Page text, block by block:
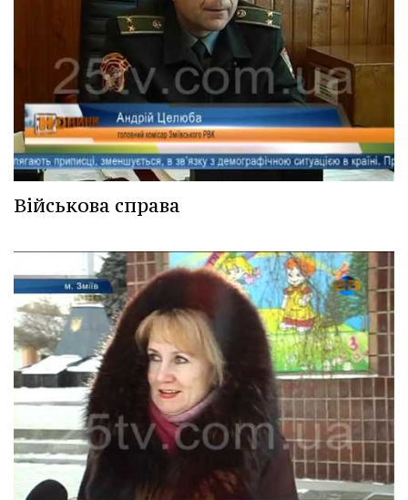
Військова справа